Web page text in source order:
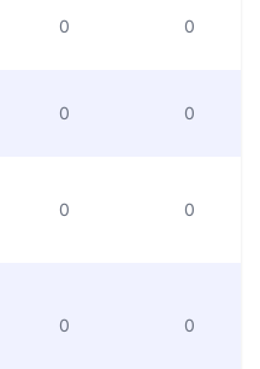
0 0
0 0
0 0
0 0